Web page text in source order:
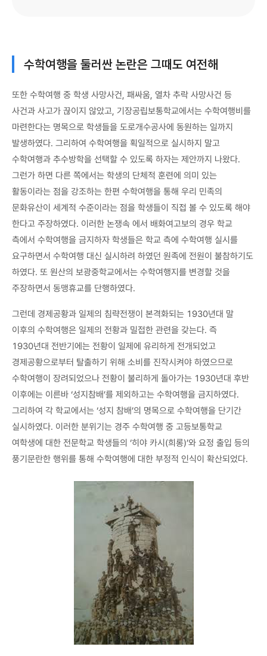
수학여행을 둘러싼 논란은 그때도 여전해
또한 수학여행 중 학생 사망사건, 패싸움, 열차 추락 사망사건 등
사건과 사고가 끊이지 않았고, 기장공립보통학교에서는 수학여행비를
마련한다는 명목으로 학생들을 도로개수공사에 동원하는 일까지
발생하였다. 그리하여 수학여행을 획일적으로 실시하지 말고
수학여행과 추수방학을 선택할 수 있도록 하자는 제안까지 나왔다.
그런가 하면 다른 쪽에서는 학생의 단체적 훈련에 의미 있는
활동이라는 점을 강조하는 한편 수학여행을 통해 우리 민족의
문화유산이 세계적 수준이라는 점을 학생들이 직접 볼 수 있도록 해야
한다고 주장하였다. 이러한 논쟁속 에서 배화여고보의 경우 학교
측에서 수학여행을 금지하자 학생들은 학교 측에 수학여행 실시를
요구하면서 수학여행 대신 실시하려 하였던 원족에 전원이 불참하기도
하였다. 또 원산의 보광중학교에서는 수학여행지를 변경할 것을
주장하면서 동맹휴교를 단행하였다.
그런데 경제공황과 일제의 침략전쟁이 본격화되는 1930년대 말
이후의 수학여행은 일제의 전황과 밀접한 관련을 갖는다. 즉
1930년대 전반기에는 전황이 일제에 유리하게 전개되었고
경제공황으로부터 탈출하기 위해 소비를 진작시켜야 하였으므로
수학여행이 장려되었으나 전황이 불리하게 돌아가는 1930년대 후반
이후에는 이른바 ‘성지참배’를 제외하고는 수학여행을 금지하였다.
그리하여 각 학교에서는 ‘성지 참배’의 명목으로 수학여행을 단기간
실시하였다. 이러한 분위기는 경주 수학여행 중 고등보통학교
여학생에 대한 전문학교 학생들의 ‘히야 카시(희롱)’와 요정 출입 등의
풍기문란한 행위를 통해 수학여행에 대한 부정적 인식이 확산되었다.